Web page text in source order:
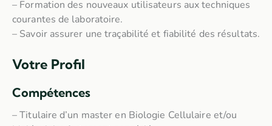
– Formation des nouveaux utilisateurs aux techniques
courantes de laboratoire.
– Savoir assurer une traçabilité et fiabilité des résultats.
Votre Profil
Compétences
– Titulaire d’un master en Biologie Cellulaire et/ou